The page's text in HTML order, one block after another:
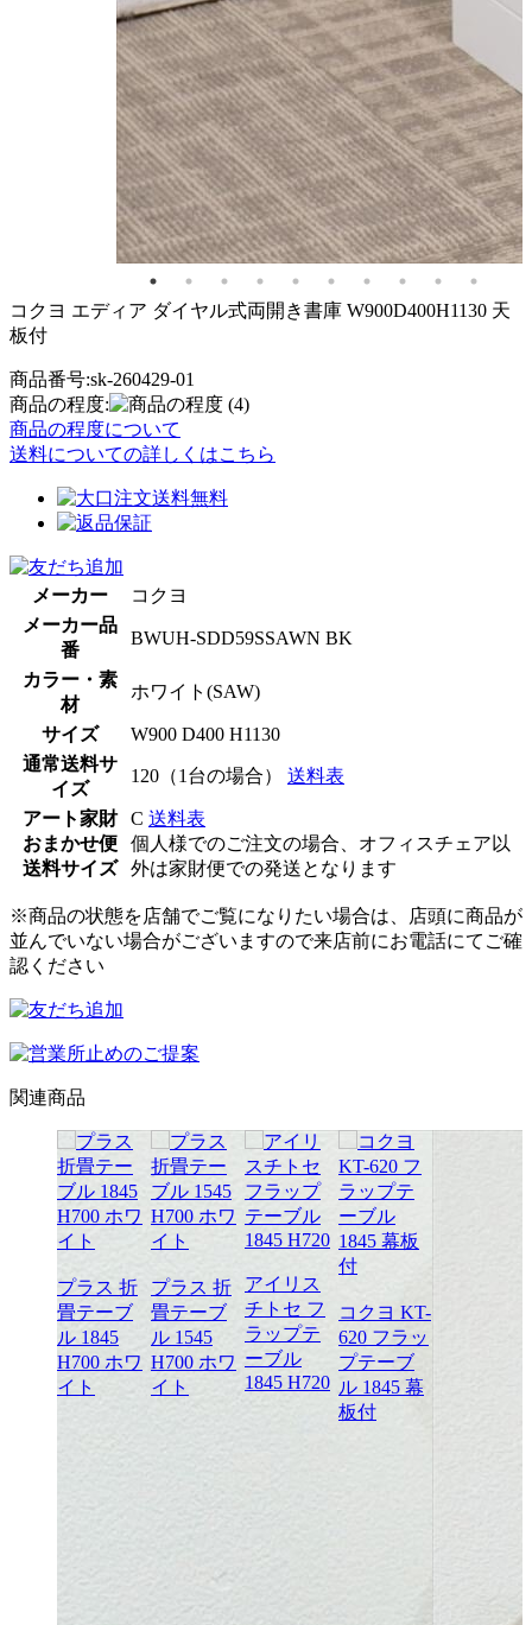
コクヨ エディア ダイヤル式両開き書庫 W900D400H1130 天
板付
商品番号:sk-260429-01
商品の程度:
(4)
商品の程度について
送料についての詳しくはこちら
メーカー
コクヨ
メーカー品
番
BWUH-SDD59SSAWN BK
カラー・素
材
ホワイト(SAW)
サイズ
W900 D400 H1130
通常送料サ
イズ
120（1台の場合） 送料表
アート家財
おまかせ便
送料サイズ
C 送料表
個人様でのご注文の場合、オフィスチェア以
外は家財便での発送となります
※商品の状態を店舗でご覧になりたい場合は、店頭に商品が
並んでいない場合がございますので来店前にお電話にてご確
認ください
関連商品
プラス 折
畳テーブ
ル 1845
H700 ホワ
イト
プラス 折
畳テーブ
ル 1545
H700 ホワ
イト
アイリス
チトセ フ
ラップテ
ーブル
1845 H720
コクヨ KT-
620 フラッ
プテーブ
ル 1845 幕
板付